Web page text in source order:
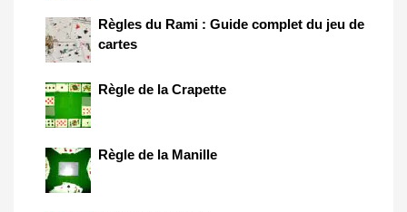
Règles du Rami : Guide complet du jeu de
cartes
Règle de la Crapette
Règle de la Manille